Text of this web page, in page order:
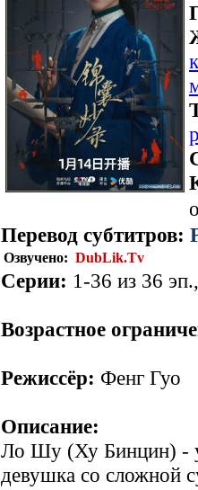
Перевод субтитров:
Озвучено: DubLik.Tv
Серии: 1-36 из 36
Возрастное
Режиссёр: Фенг Гуо
Описание:
Ло Шу (Ху Бинцин) -
девушка со сложной